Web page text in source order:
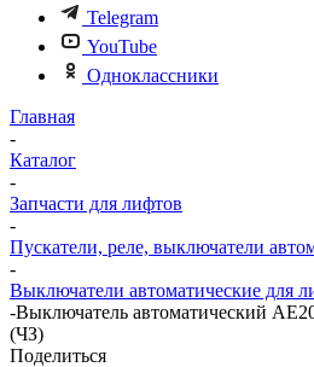
Telegram
YouTube
Одноклассники
Главная
-
Каталог
-
Запчасти для лифтов
-
Пускатели, реле, выключатели
-
Выключатели автоматические для
-Выключатель автоматический
(ЧЗ)
Поделиться